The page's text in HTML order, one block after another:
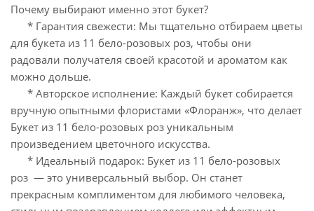
Почему выбирают именно этот букет?
* Гарантия свежести: Мы тщательно отбираем цветы
для букета из 11 бело-розовых роз, чтобы они
радовали получателя своей красотой и ароматом как
можно дольше.
* Авторское исполнение: Каждый букет собирается
вручную опытными флористами «Флоранж», что делает
Букет из 11 бело-розовых роз уникальным
произведением цветочного искусства.
* Идеальный подарок: Букет из 11 бело-розовых
роз — это универсальный выбор. Он станет
прекрасным комплиментом для любимого человека,